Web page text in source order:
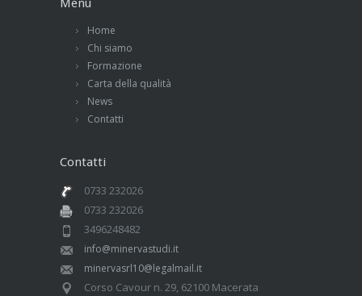
Menu
Home
Chi siamo
Formazione
Carta della qualità
News
Contatti
Contatti
0733 232026
0733 232026
3496248482
info@minervastudi.it
minervasrl10@legalmail.it
Corso Cavour n. 29, 62100 Macerata